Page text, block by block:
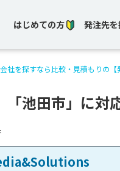
はじめての方 発注先
社を探すなら比較・見積もりの【
「池田市」に